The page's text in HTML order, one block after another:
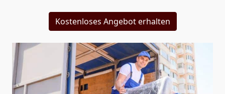
Kostenloses Angebot erhalten